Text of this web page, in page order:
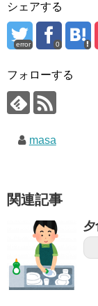
シェアする
error 0
フォローする
masa
関連記事